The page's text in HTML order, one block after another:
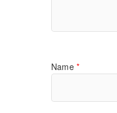
Name *